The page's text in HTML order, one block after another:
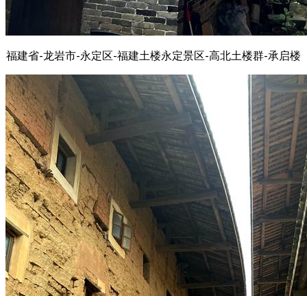
福建省-龙岩市-永定区-福建土楼永定景区-高北土楼群-承启楼